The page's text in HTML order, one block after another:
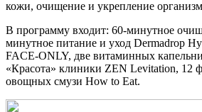
кожи, очищение и укрепление
В программу входит: 60-минутное
минутное питание и уход Dermadrop
FACE-ONLY, две витаминных
«Красота» клиники ZEN Levitation, 12
овощных смузи How to Eat.